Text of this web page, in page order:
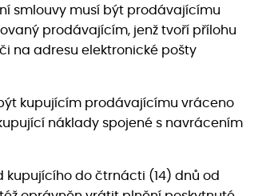
smlouvy musí být prodávajícímu
prodávajícím, jenž tvoří přílohu
na adresu elektronické pošty
kupujícím prodávajícímu vráceno
náklady spojené s navrácením
kupujícího do čtrnácti (14) dnů od